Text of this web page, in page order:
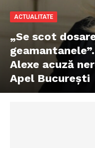
ACTUALITATE
„Se scot
Alexe acuză
Apel București